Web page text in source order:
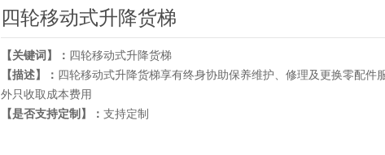
四轮移动式升降货梯
【关键词】： 四轮移动式升降货梯
【描述】： 四轮移动式升降货梯享有终身协助保养维护、修理及更换零配件
外只收取成本费用
【是否支持定制】： 支持定制